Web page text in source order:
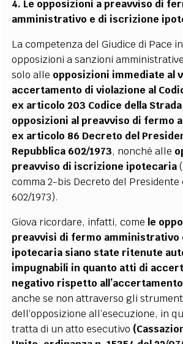
4. Le opposizioni a preavviso di
amministrativo e di iscrizione
La competenza del Giudice di Pace
opposizioni a sanzioni
soloalle opposizioni immediate al
accertamento di violazione al
ex articolo 203 Codice della Strada
opposizioni al preavviso di fermo
ex articolo 86 Decreto del
Repubblica 602/1973, nonchéalle
preavviso di iscrizione ipotecaria
comma 2-bis Decreto del
602/1973).
Giova ricordare, infatti, come le
preavvisi di fermo amministrativo
ipotecaria siano state ritenute
impugnabili in quanto atti di
negativo rispetto
anche se non attraverso gli
dell’opposizione all’esecuzione, in
tratta di un atto esecutivo